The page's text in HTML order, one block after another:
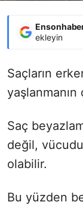
ekleyin
Saçların
Saç
değil,
olabilir.
Bu yüzden